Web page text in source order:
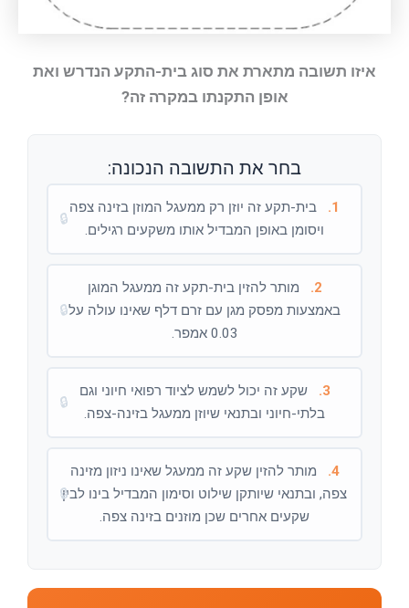
איזו תשובה מתארת את סוג בית-התקע הנדרש ואת
אופן התקנתו במקרה זה?
בחר את התשובה הנכונה:
1.
בית-תקע זה יוזן רק ממעגל המוזן בזינה צפה
ויסומן באופן המבדיל אותו משקעים רגילים.
🔒
2.
מותר להזין בית-תקע זה ממעגל המוגן
באמצעות מפסק מגן עם זרם דלף שאינו עולה על
0.03 אמפר.
🔒
3.
שקע זה יכול לשמש לציוד רפואי חיוני וגם
בלתי-חיוני ובתנאי שיוזן ממעגל בזינה-צפה.
🔒
4.
מותר להזין שקע זה ממעגל שאינו ניזון מזינה
צפה, ובתנאי שיותקן שילוט וסימון המבדיל בינו לבין
שקעים אחרים שכן מוזנים בזינה צפה.
🔒